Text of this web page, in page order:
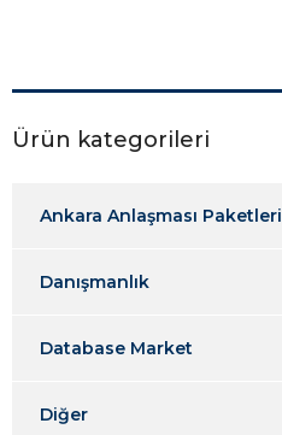
Ürün kategorileri
Ankara Anlaşması Paketleri
Danışmanlık
Database Market
Diğer